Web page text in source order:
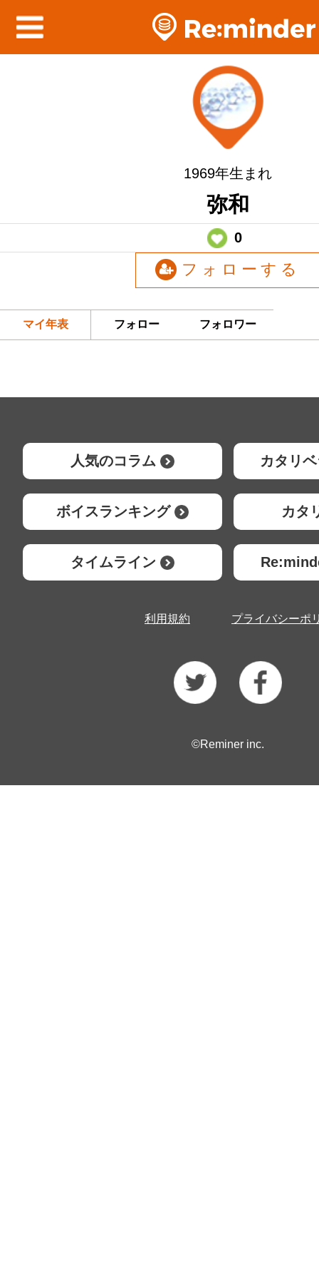
1969年生まれ
弥和
0
フォローする
マイ年表 フォロー フォロワー
人気のコラム カタリ
ボイスランキング カタ
タイムライン
利用規約 プライバシーポ
©Reminer inc.